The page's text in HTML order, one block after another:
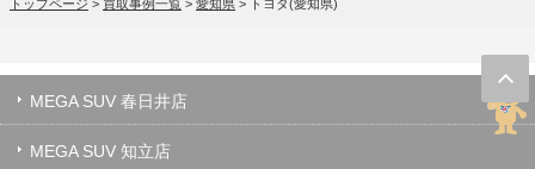
トップページ > 買取事例一覧 > 愛知県 > トヨタ(愛知県)
MEGA SUV 春日井店
MEGA SUV 知立店